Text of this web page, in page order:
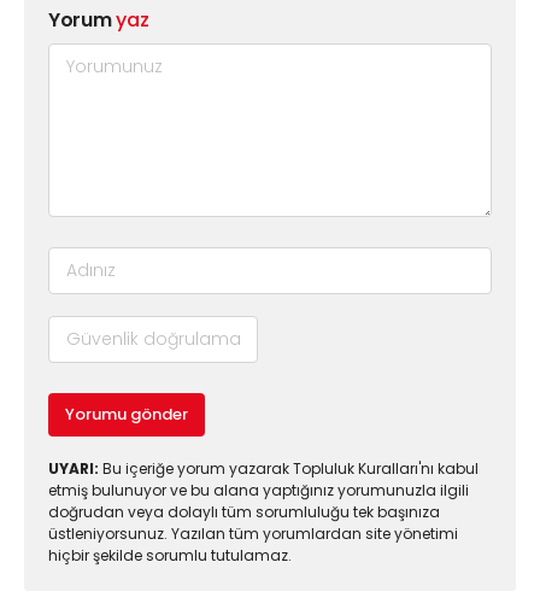
Yorumyaz
Yorumu gönder
UYARI: Bu içeriğe yorum yazarak Topluluk Kuralları'nı kabul
etmiş bulunuyor ve bu alana yaptığınız yorumunuzla ilgili
doğrudan veya dolaylı tüm sorumluluğu tek başınıza
üstleniyorsunuz. Yazılan tüm yorumlardan site yönetimi
hiçbir şekilde sorumlu tutulamaz.